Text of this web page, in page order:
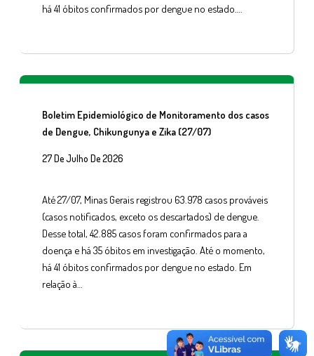
há 41 óbitos confirmados por dengue no estado….
Boletim Epidemiológico de Monitoramento dos casos
de Dengue, Chikungunya e Zika (27/07)
27 De Julho De 2026
Até 27/07, Minas Gerais registrou 63.978 casos prováveis
(casos notificados, exceto os descartados) de dengue.
Desse total, 42.885 casos foram confirmados para a
doença e há 35 óbitos em investigação. Até o momento,
há 41 óbitos confirmados por dengue no estado. Em
relação à…